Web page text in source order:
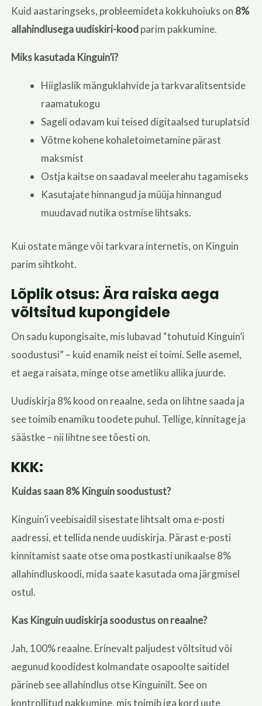
Kuid aastaringseks, probleemideta kokkuhoiuks on 8%
allahindlusega uudiskiri-kood parim pakkumine.
Miks kasutada Kinguin’i?
Hiiglaslik mänguklahvide ja tarkvaralitsentside
raamatukogu
Sageli odavam kui teised digitaalsed turuplatsid
Võtme kohene kohaletoimetamine pärast
maksmist
Ostja kaitse on saadaval meelerahu tagamiseks
Kasutajate hinnangud ja müüja hinnangud
muudavad nutika ostmise lihtsaks.
Kui ostate mänge või tarkvara internetis, on Kinguin
parim sihtkoht.
Lõplik otsus: Ära raiska aega
võltsitud kupongidele
On sadu kupongisaite, mis lubavad “tohutuid Kinguin’i
soodustusi” – kuid enamik neist ei toimi. Selle asemel,
et aega raisata, minge otse ametliku allika juurde.
Uudiskirja 8% kood on reaalne, seda on lihtne saada ja
see toimib enamiku toodete puhul. Tellige, kinnitage ja
säästke – nii lihtne see tõesti on.
KKK:
Kuidas saan 8% Kinguin soodustust?
Kinguin’i veebisaidil sisestate lihtsalt oma e-posti
aadressi, et tellida nende uudiskirja. Pärast e-posti
kinnitamist saate otse oma postkasti unikaalse 8%
allahindluskoodi, mida saate kasutada oma järgmisel
ostul.
Kas Kinguin uudiskirja soodustus on reaalne?
Jah, 100% reaalne. Erinevalt paljudest võltsitud või
aegunud koodidest kolmandate osapoolte saitidel
pärineb see allahindlus otse Kinguinilt. See on
kontrollitud pakkumine, mis toimib iga kord uute